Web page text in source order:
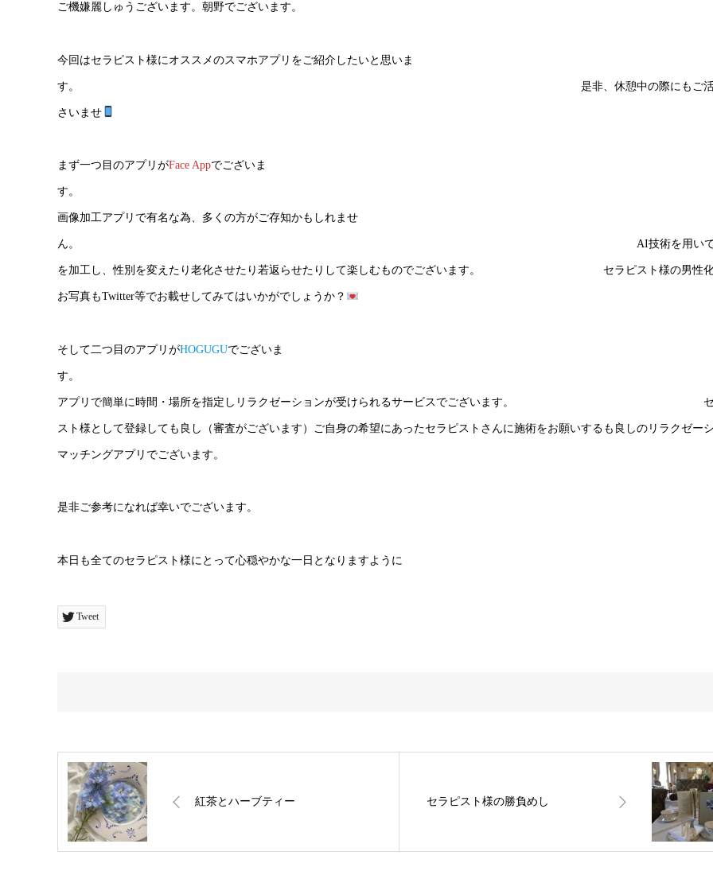
ご機嫌麗しゅうございます。朝野でございます。
今回はセラピスト様にオススメのスマホアプリをご紹介したいと思いま
す。 是非、休憩中の際にもご活用
さいませ
まず一つ目のアプリがFace Appでございま
す
画像加工アプリで有名な為、多くの方がご存知かもしれませ
ん。 AI技術を用いて写
を加工し、性別を変えたり老化させたり若返らせたりして楽しむものでございます。 セラピスト様の男性化
お写真もTwitter等でお載せしてみてはいかがでしょうか？
そして二つ目のアプリがHOGUGUでございま
す
アプリで簡単に時間・場所を指定しリラクゼーションが受けられるサービスでございます。 セ
スト様として登録しても良し（審査がございます）ご自身の希望にあったセラピストさんに施術をお願いするも良しのリラクゼー
マッチングアプリでございます。
是非ご参考になれば幸いでございます。
本日も全てのセラピスト様にとって心穏やかな一日となりますように
Tweet
紅茶とハーブティー セラピスト様の勝負めし